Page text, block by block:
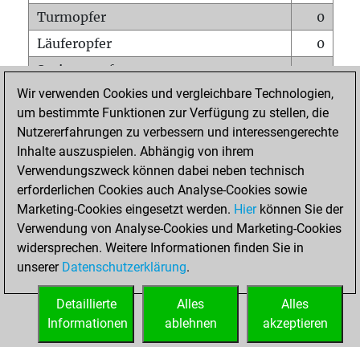
Turmopfer
0
Läuferopfer
0
Springeropfer
0
Bauernopfer
0
Matt auf vollem Brett
0
Bauer setzt Matt
Erstickte Matts
Unterverwandlungen
0
Türme auf der siebten
0
STARTSEITE
Wir verwenden Cookies und vergleichbare Technologien,
um bestimmte Funktionen zur Verfügung zu stellen, die
Nutzererfahrungen zu verbessern und interessengerechte
Inhalte auszuspielen. Abhängig von ihrem
Verwendungszweck können dabei neben technisch
erforderlichen Cookies auch Analyse-Cookies sowie
Marketing-Cookies eingesetzt werden. Hierkönnen Sie der
Verwendung von Analyse-Cookies und Marketing-Cookies
widersprechen. Weitere Informationen finden Sie in
unserer Datenschutzerklärung.
Alles
akzeptieren
Alles
ablehnen
Detaillierte
Informationen